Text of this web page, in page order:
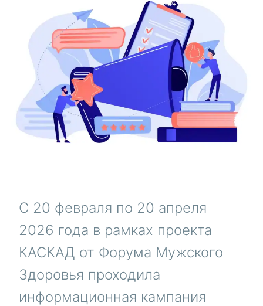
С 20 февраля по 20 апреля
2026 года в рамках проекта
КАСКАД от Форума Мужского
Здоровья проходила
информационная кампания